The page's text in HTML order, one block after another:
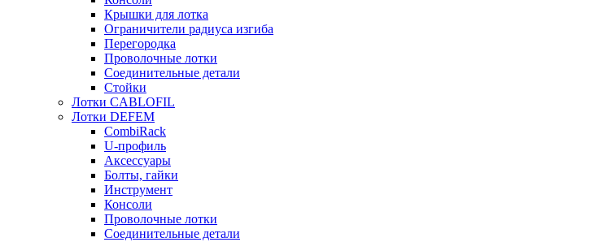
Крышки для лотка
Ограничители радиуса изгиба
Перегородка
Проволочные лотки
Соединительные детали
Стойки
Лотки CABLOFIL
Лотки DEFEM
CombiRack
U-профиль
Аксессуары
Болты, гайки
Инструмент
Консоли
Проволочные лотки
Соединительные детали